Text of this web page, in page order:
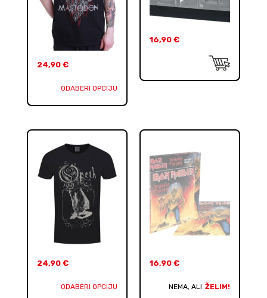
24,90 €
ODABERI OPCIJU
16,90 €
24,90 €
ODABERI OPCIJU
16,90 €
NEMA, ALI ŽELIM!